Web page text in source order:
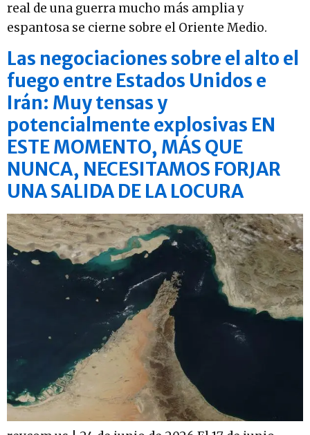
real de una guerra mucho más amplia y
espantosa se cierne sobre el Oriente Medio.
Las negociaciones sobre el alto el
fuego entre Estados Unidos e
Irán: Muy tensas y
potencialmente explosivas EN
ESTE MOMENTO, MÁS QUE
NUNCA, NECESITAMOS FORJAR
UNA SALIDA DE LA LOCURA